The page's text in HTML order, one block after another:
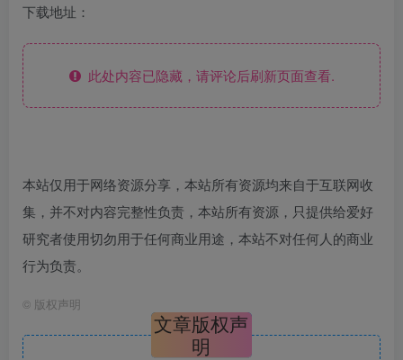
下载地址：
此处内容已隐藏，请评论后刷新页面查看.
本站仅用于网络资源分享，本站所有资源均来自于互联网收
集，并不对内容完整性负责，本站所有资源，只提供给爱好
研究者使用切勿用于任何商业用途，本站不对任何人的商业
行为负责。
© 版权声明
文章版权声
明